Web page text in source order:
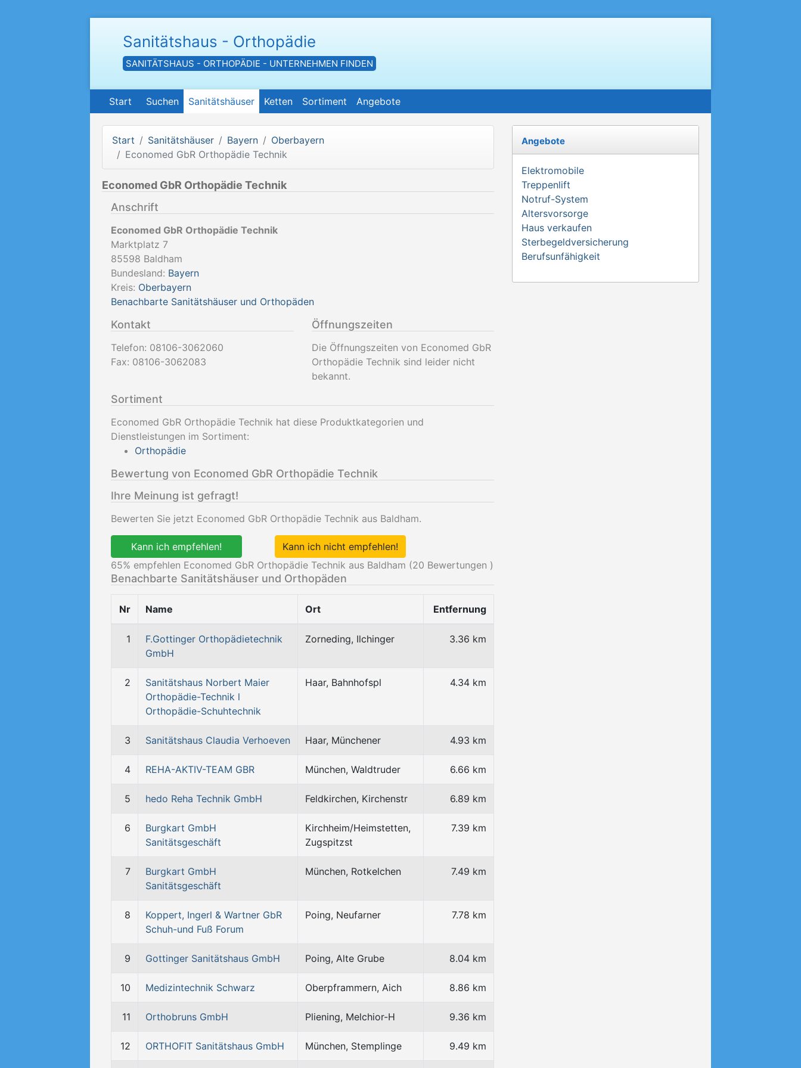
Sanitätshaus - Orthopädie
SANITÄTSHAUS - ORTHOPÄDIE - UNTERNEHMEN FINDEN
Start Suchen Sanitätshäuser Ketten Sortiment Angebote
Start Sanitätshäuser Bayern
Oberbayern
Economed GbR Orthopädie Technik
Economed GbR Orthopädie Technik
Anschrift
Economed GbR Orthopädie Technik
Marktplatz 7
85598 Baldham
Bundesland: Bayern
Kreis: Oberbayern
Benachbarte Sanitätshäuser und Orthopäden
Kontakt
Telefon: 08106-3062060
Fax: 08106-3062083
Öffnungszeiten
Die Öffnungszeiten von Economed GbR
Orthopädie Technik sind leider nicht
bekannt.
Sortiment
Economed GbR Orthopädie Technik hat diese Produktkategorien und
Dienstleistungen im Sortiment:
Orthopädie
Bewertung von Economed GbR Orthopädie Technik
Ihre Meinung ist gefragt!
Bewerten Sie jetzt Economed GbR Orthopädie Technik aus Baldham.
Kann ich empfehlen!
Kann ich nicht empfehlen!
65% empfehlen Economed GbR Orthopädie Technik aus Baldham (20 Bewertungen )
Benachbarte Sanitätshäuser und Orthopäden
Nr Name Ort Entfernung
1
F.Gottinger Orthopädietechnik
GmbH
Zorneding, Ilchinger 3.36 km
2
Sanitätshaus Norbert Maier
Orthopädie-Technik l
Orthopädie-Schuhtechnik
Haar, Bahnhofspl 4.34 km
3 Sanitätshaus Claudia Verhoeven Haar, Münchener 4.93 km
4 REHA-AKTIV-TEAM GBR München, Waldtruder 6.66 km
5 hedo Reha Technik GmbH Feldkirchen, Kirchenstr 6.89 km
6
Burgkart GmbH
Sanitätsgeschäft
Kirchheim/Heimstetten,
Zugspitzst
7.39 km
7
Burgkart GmbH
Sanitätsgeschäft
München, Rotkelchen 7.49 km
8
Koppert, Ingerl & Wartner GbR
Schuh-und Fuß Forum
Poing, Neufarner 7.78 km
9 Gottinger Sanitätshaus GmbH Poing, Alte Grube 8.04 km
10 Medizintechnik Schwarz Oberpframmern, Aich 8.86 km
11 Orthobruns GmbH Pliening, Melchior-H 9.36 km
12 ORTHOFIT Sanitätshaus GmbH München, Stemplinge 9.49 km
Angebote
Elektromobile
Treppenlift
Notruf-System
Altersvorsorge
Haus verkaufen
Sterbegeldversicherung
Berufsunfähigkeit